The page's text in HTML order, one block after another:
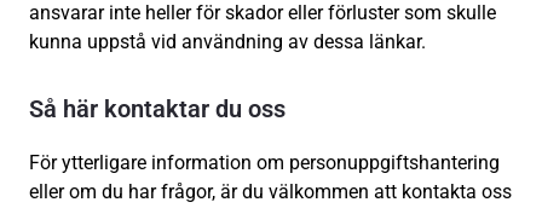
ansvarar inte heller för skador eller förluster som skulle
kunna uppstå vid användning av dessa länkar.
Så här kontaktar du oss
För ytterligare information om personuppgiftshantering
eller om du har frågor, är du välkommen att kontakta oss